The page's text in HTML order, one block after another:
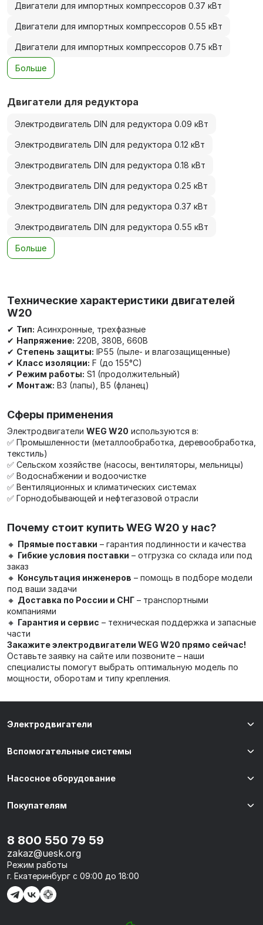
Двигатели для импортных компрессоров 0.37 кВт
Двигатели для импортных компрессоров 0.55 кВт
Двигатели для импортных компрессоров 0.75 кВт
Больше
Двигатели для редуктора
Электродвигатель DIN для редуктора 0.09 кВт
Электродвигатель DIN для редуктора 0.12 кВт
Электродвигатель DIN для редуктора 0.18 кВт
Электродвигатель DIN для редуктора 0.25 кВт
Электродвигатель DIN для редуктора 0.37 кВт
Электродвигатель DIN для редуктора 0.55 кВт
Больше
Технические характеристики двигателей
W20
✔ Тип: Асинхронные, трехфазные
✔ Напряжение: 220В, 380В, 660В
✔ Степень защиты: IP55 (пыле- и влагозащищенные)
✔ Класс изоляции: F (до 155°C)
✔ Режим работы: S1 (продолжительный)
✔ Монтаж: B3 (лапы), B5 (фланец)
Сферы применения
Электродвигатели WEG W20 используются в:
✅ Промышленности (металлообработка, деревообработка,
текстиль)
✅ Сельском хозяйстве (насосы, вентиляторы, мельницы)
✅ Водоснабжении и водоочистке
✅ Вентиляционных и климатических системах
✅ Горнодобывающей и нефтегазовой отрасли
Почему стоит купить WEG W20 у нас?
🔸 Прямые поставки – гарантия подлинности и качества
🔸 Гибкие условия поставки – отгрузка со склада или под
заказ
🔸 Консультация инженеров – помощь в подборе модели
под ваши задачи
🔸 Доставка по России и СНГ – транспортными
компаниями
🔸 Гарантия и сервис – техническая поддержка и запасные
части
Закажите электродвигатели WEG W20 прямо сейчас!
Оставьте заявку на сайте или позвоните – наши
специалисты помогут выбрать оптимальную модель по
мощности, оборотам и типу крепления.
Электродвигатели
Вспомогательные системы
Насосное оборудование
Покупателям
8 800 550 79 59
zakaz@uesk.org
Режим работы
г. Екатеринбург с 09:00 до 18:00